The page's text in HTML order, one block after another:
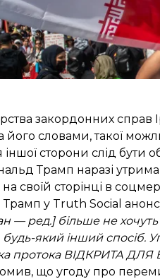
закордонних
його словами, такої
іншої сторони слід
Трамп наразі
своїй сторінці в
Трамп у Truth Social
— ред.] більше не хочуть
який інший спосіб.
протока ВІДКРИТА ДЛЯ
що угоду про